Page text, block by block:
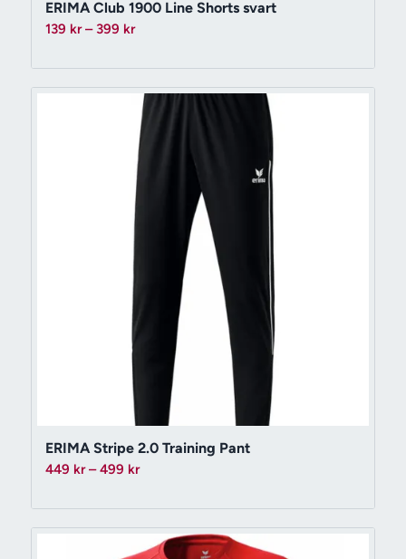
ERIMA Club 1900 Line Shorts svart
139 kr – 399 krPrisintervall:
till
399 kr
ERIMA Stripe 2.0 Training Pant
449 kr – 499 krPrisintervall:
till
499 kr